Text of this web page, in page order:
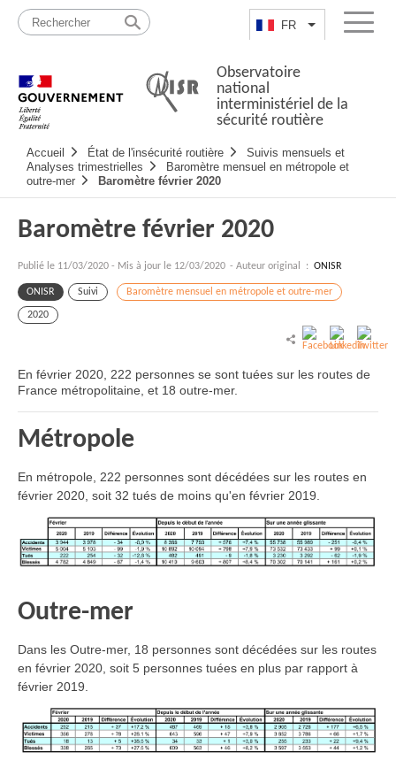
Passer
contenu
FR Lister lesMenu
Observatoire
national
interministériel de la
sécurité routière
principale
Accueil État de l'insécurité routière
Suivis mensuels et
Analyses trimestrielles
Baromètre mensuel en métropole et
outre-mer
Baromètre février 2020
Baromètre février 2020
Publié le 11/03/2020 - Mis à jour le 12/03/2020 - Auteur original : ONISR
ONISR Suivi Baromètre mensuel en métropole et outre-mer
2020
En février 2020, 222 personnes se sont tuées sur les routes de
France métropolitaine, et 18 outre-mer.
Métropole
En métropole, 222 personnes sont décédées sur les routes en
février 2020, soit 32 tués de moins qu'en février 2019.
Outre-mer
Dans les Outre-mer, 18 personnes sont décédées sur les routes
en février 2020, soit 5 personnes tuées en plus par rapport à
février 2019.